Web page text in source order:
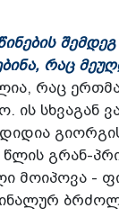
რაც
რაც
ის სხვაგან
გრან-
მოიპოვა -